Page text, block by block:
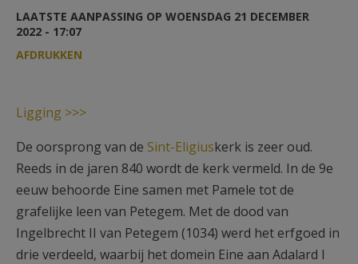
AANMELDEN OF REGISTREREN
LAATSTE AANPASSING OP WOENSDAG 21 DECEMBER
2022 - 17:07
AFDRUKKEN
Ligging >>>
De oorsprong van de Sint-Eligiuskerk is zeer oud.
Reeds in de jaren 840 wordt de kerk vermeld. In de 9e
eeuw behoorde Eine samen met Pamele tot de
grafelijke leen van Petegem. Met de dood van
Ingelbrecht II van Petegem (1034) werd het erfgoed in
drie verdeeld, waarbij het domein Eine aan Adalard I